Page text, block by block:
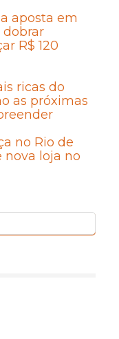
aposta em
R$ 120
ricas do
as próximas
no Rio de
nova loja no